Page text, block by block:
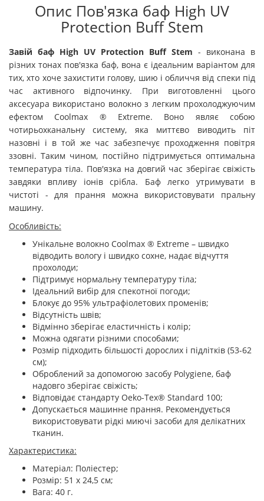
Опис Пов'язка баф High UV
Protection Buff Stem
Завій баф High UV Protection Buff Stem - виконана в
різних тонах пов'язка баф, вона є ідеальним варіантом для
тих, хто хоче захистити голову, шию і обличчя від спеки під
час активного відпочинку. При виготовленні цього
аксесуара використано волокно з легким прохолоджуючим
ефектом Coolmax ® Extreme. Воно являє собою
чотирьохканальну систему, яка миттєво виводить піт
назовні і в той же час забезпечує проходження повітря
ззовні. Таким чином, постійно підтримується оптимальна
температура тіла. Пов'язка на довгий час зберігає свіжість
завдяки впливу іонів срібла. Баф легко утримувати в
чистоті - для прання можна використовувати пральну
машину.
Особливість:
Унікальне волокно Coolmax ® Extreme – швидко
відводить вологу і швидко сохне, надає відчуття
прохолоди;
Підтримує нормальну температуру тіла;
Ідеальний вибір для спекотної погоди;
Блокує до 95% ультрафіолетових променів;
Відсутність швів;
Відмінно зберігає еластичність і колір;
Можна одягати різними способами;
Розмір підходить більшості дорослих і підлітків (53-62
см);
Оброблений за допомогою засобу Polygiene, баф
надовго зберігає свіжість;
Відповідає стандарту Oeko-Tex® Standard 100;
Допускається машинне прання. Рекомендується
використовувати рідкі миючі засоби для делікатних
тканин.
Характеристика:
Матеріал: Поліестер;
Розмір: 51 x 24,5 см;
Вага: 40 г.